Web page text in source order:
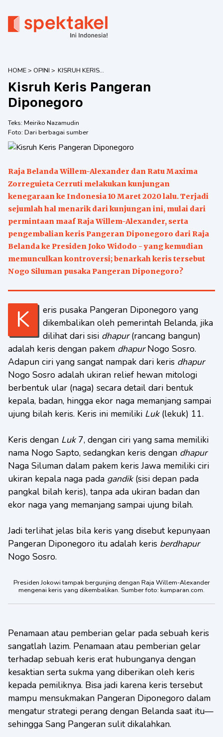
HOME> OPINI > KISRUH KERIS
PANGERAN
DIPONEGORO
Kisruh Keris Pangeran
Diponegoro
Teks: Meiriko Nazamudin
Foto: Dari berbagai sumber
Raja Belanda Willem-Alexander dan Ratu Maxima
Zorreguieta Cerruti melakukan kunjungan
kenegaraan ke Indonesia 10 Maret 2020 lalu. Terjadi
sejumlah hal menarik dari kunjungan ini, mulai dari
permintaan maaf Raja Willem-Alexander, serta
pengembalian keris Pangeran Diponegoro dari Raja
Belanda ke Presiden Joko Widodo - yang kemudian
memunculkan kontroversi; benarkah keris tersebut
Nogo Siluman pusaka Pangeran Diponegoro?
Keris pusaka Pangeran Diponegoro yang
dikembalikan oleh pemerintah Belanda, jika
dilihat dari sisi dhapur(rancang bangun)
adalah keris dengan pakem dhapurNogo Sosro.
Adapun ciri yang sangat nampak dari keris dhapur
Nogo Sosro adalah ukiran relief hewan mitologi
berbentuk ular (naga) secara detail dari bentuk
kepala, badan, hingga ekor naga memanjang sampai
ujung bilah keris. Keris ini memiliki Luk(lekuk) 11.
Keris dengan Luk7, dengan ciri yang sama memiliki
nama Nogo Sapto, sedangkan keris dengan dhapur
Naga Siluman dalam pakem keris Jawa memiliki ciri
ukiran kepala naga pada gandik(sisi depan pada
pangkal bilah keris), tanpa ada ukiran badan dan
ekor naga yang memanjang sampai ujung bilah.
Jadi terlihat jelas bila keris yang disebut kepunyaan
Pangeran Diponegoro itu adalah keris berdhapur
Nogo Sosro.
Presiden Jokowi tampak bergunjing dengan Raja Willem-Alexander
mengenai keris yang dikembalikan. Sumber foto: kumparan.com.
Penamaan atau pemberian gelar pada sebuah keris
sangatlah lazim. Penamaan atau pemberian gelar
terhadap sebuah keris erat hubunganya dengan
kesaktian serta sukma yang diberikan oleh keris
kepada pemiliknya. Bisa jadi karena keris tersebut
mampu mensukmakan Pangeran Diponegoro dalam
mengatur strategi perang dengan Belanda saat itu—
sehingga Sang Pangeran sulit dikalahkan.